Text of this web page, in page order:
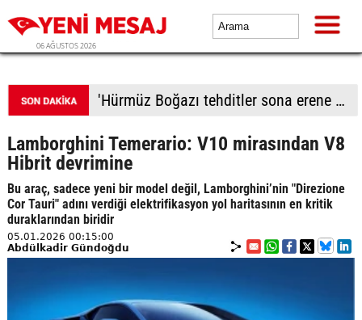
06 AĞUSTOS 2026
'Hürmüz Boğazı tehditler sona erene kadar kapalı kalacak'
Lamborghini Temerario: V10 mirasından V8
Hibrit devrimine
Bu araç, sadece yeni bir model değil, Lamborghini’nin "Direzione
Cor Tauri" adını verdiği elektrifikasyon yol haritasının en kritik
duraklarından biridir
05.01.2026 00:15:00
Abdülkadir Gündoğdu